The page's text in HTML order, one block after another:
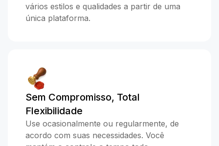
vários estilos e qualidades a partir de uma
única plataforma.
Sem Compromisso, Total
Flexibilidade
Use ocasionalmente ou regularmente, de
acordo com suas necessidades. Você